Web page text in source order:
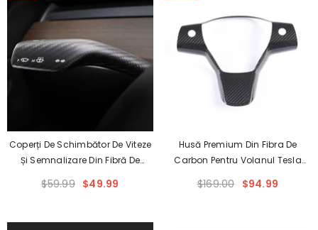
Coperți De Schimbător De Viteze
Și Semnalizare Din Fibră De
Tesla Model 3 Și Model Y - 2
Modelele Din 2017-2023
$59.99 $49.99
Husă Premium Din Fibra De
Carbon Pentru Volanul Tesla
Pentru Modelele 2017-2023
$169.00 $94.99